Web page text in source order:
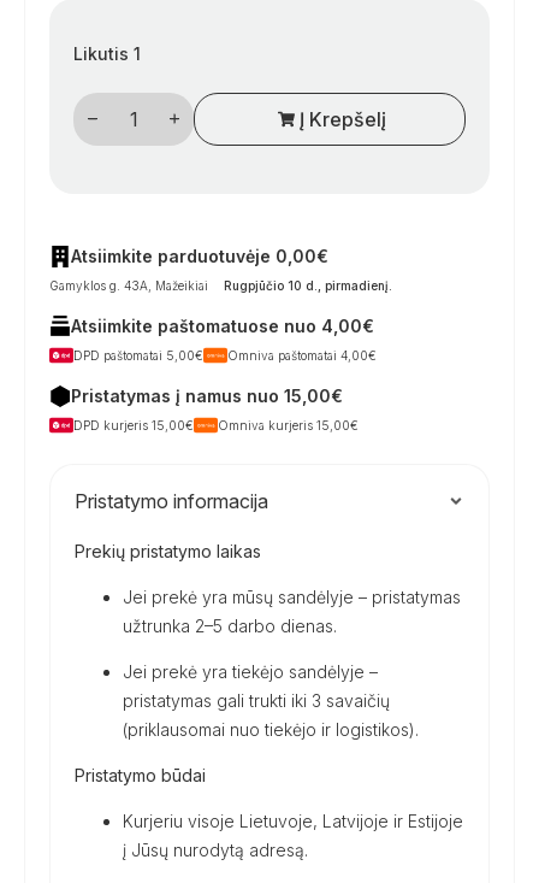
Likutis 1
produkto
kiekis:
Ratų
vienaašiams
dviašiams
(2010–
2015)
Į Krepšelį
Atsiimkite parduotuvėje 0,00€
Gamyklos g. 43A, Mažeikiai Rugpjūčio 10 d., pirmadienį
Atsiimkite paštomatuose nuo 4,00€
DPD paštomatai 5,00€ Omniva paštomatai 4,00€
Pristatymas į namus nuo 15,00€
DPD kurjeris 15,00€ Omniva kurjeris 15,00€
Pristatymo informacija
Prekių pristatymo laikas
Jei prekė yra mūsų sandėlyje – pristatymas
užtrunka 2–5 darbo dienas.
Jei prekė yra tiekėjo sandėlyje –
pristatymas gali trukti iki 3 savaičių
(priklausomai nuo tiekėjo ir logistikos).
Pristatymo būdai
Kurjeriu visoje Lietuvoje, Latvijoje ir Estijoje
į Jūsų nurodytą adresą.